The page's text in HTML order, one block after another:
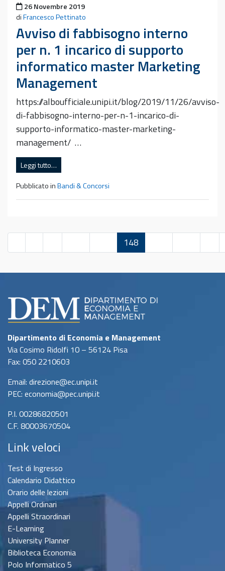
Pubblicato il
26 Novembre 2019
diFrancesco Pettinato
Avviso di fabbisogno interno
per n. 1 incarico di supporto
informatico master Marketing
Management
https://alboufficiale.unipi.it/blog/2019/11/26/avviso-
di-fabbisogno-interno-per-n-1-incarico-di-
supporto-informatico-master-marketing-
management/ …
Leggi tutto…
Pubblicato inBandi & Concorsi
148
Dipartimento di Economia e Management
Via Cosimo Ridolfi 10 – 56124 Pisa
Fax: 050 2210603
Email: direzione@ec.unipi.it
PEC: economia@pec.unipi.it
P.I. 00286820501
C.F. 80003670504
Link veloci
Test di Ingresso
Calendario Didattico
Orario delle lezioni
Appelli Ordinari
Appelli Straordinari
E-Learning
University Planner
Biblioteca Economia
Polo Informatico 5